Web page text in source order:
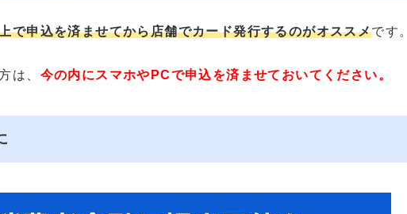
で申込を済ませてから店舗でカード発行するのがオススメです。
は、 今の内にスマホやPCで申込を済ませておいてください。